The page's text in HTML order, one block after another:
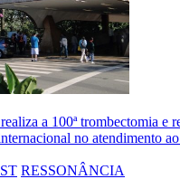
a 100ª trombectomia e
no atendimento
RESSONÂNCIA